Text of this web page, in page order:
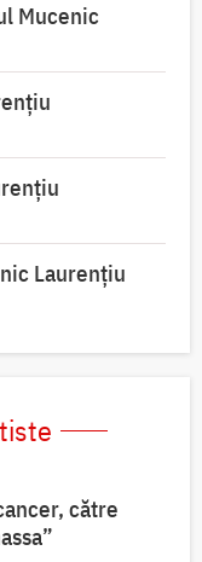
Mucenic
Laurențiu
către